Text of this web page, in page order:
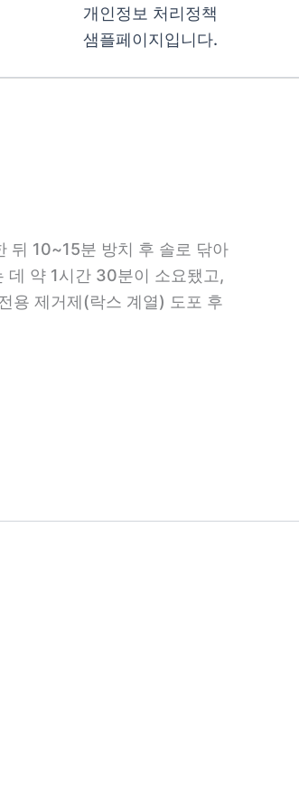
개인정보 처리정책
샘플페이지입니다.
뒤 10~15분 방치 후 솔로 닦아
데 약 1시간 30분이 소요됐고,
용 제거제(락스 계열) 도포 후